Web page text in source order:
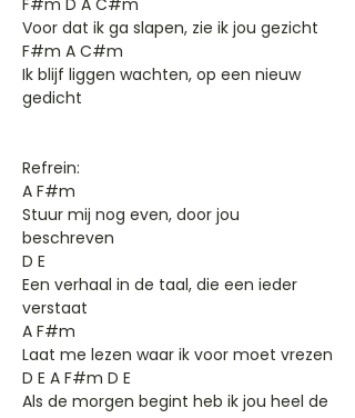
F#m D A C#m
Voor dat ik ga slapen, zie ik jou gezicht
F#m A C#m
Ik blijf liggen wachten, op een nieuw
gedicht
Refrein:
A F#m
Stuur mij nog even, door jou
beschreven
D E
Een verhaal in de taal, die een ieder
verstaat
A F#m
Laat me lezen waar ik voor moet vrezen
D E A F#m D E
Als de morgen begint heb ik jou heel de